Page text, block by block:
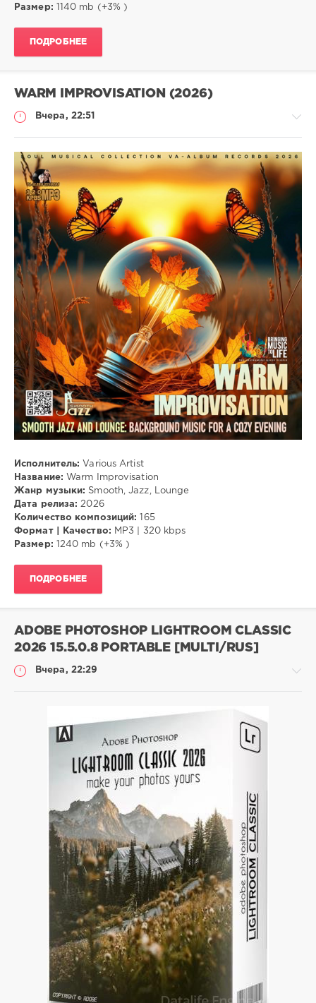
Размер: 1140 mb (+3% )
ПОДРОБНЕЕ
WARM IMPROVISATION (2026)
Вчера, 22:51
Музыка
trigall
8
Smooth
Jazz,
Downtempo
Исполнитель: Various Artist
Название: Warm Improvisation
Жанр музыки: Smooth, Jazz, Lounge
Дата релиза: 2026
Количество композиций:
165
Формат | Качество: MP3 | 320 kbps
Размер: 1240 mb (+3% )
ПОДРОБНЕЕ
ADOBE PHOTOSHOP LIGHTROOM CLASSIC
2026 15.5.0.8 PORTABLE [MULTI/RUS]
Вчера, 22:29
photoshop ,
редактор,
изображений,
lightroom